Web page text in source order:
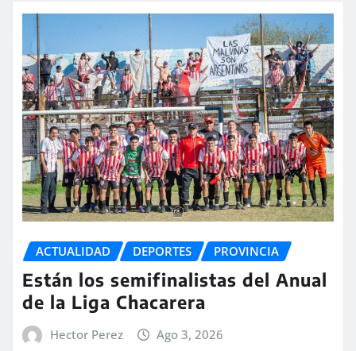
ACTUALIDAD DEPORTES PROVINCIA
Están los semifinalistas del Anual
de la Liga Chacarera
Hector Perez Ago 3, 2026